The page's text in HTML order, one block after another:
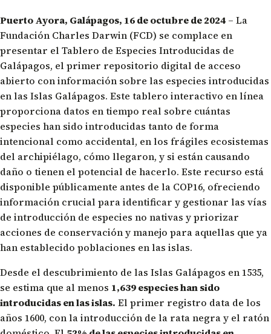
Puerto Ayora, Galápagos, 16 de octubre de 2024 – La
Fundación Charles Darwin (FCD) se complace en
presentar el Tablero de Especies Introducidas de
Galápagos, el primer repositorio digital de acceso
abierto con información sobre las especies introducidas
en las Islas Galápagos. Este tablero interactivo en línea
proporciona datos en tiempo real sobre cuántas
especies han sido introducidas tanto de forma
intencional como accidental, en los frágiles ecosistemas
del archipiélago, cómo llegaron, y si están causando
daño o tienen el potencial de hacerlo. Este recurso está
disponible públicamente antes de la COP16, ofreciendo
información crucial para identificar y gestionar las vías
de introducción de especies no nativas y priorizar
acciones de conservación y manejo para aquellas que ya
han establecido poblaciones en las islas.
Desde el descubrimiento de las Islas Galápagos en 1535,
se estima que al menos 1,639 especies han sido
introducidas en las islas. El primer registro data de los
años 1600, con la introducción de la rata negra y el ratón